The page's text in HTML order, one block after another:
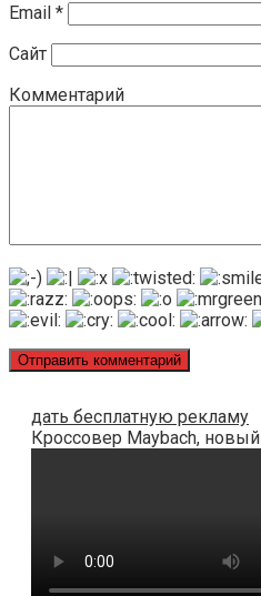
Email *
Сайт
Комментарий
дать бесплатную рекламу
Кроссовер Maybach, новый